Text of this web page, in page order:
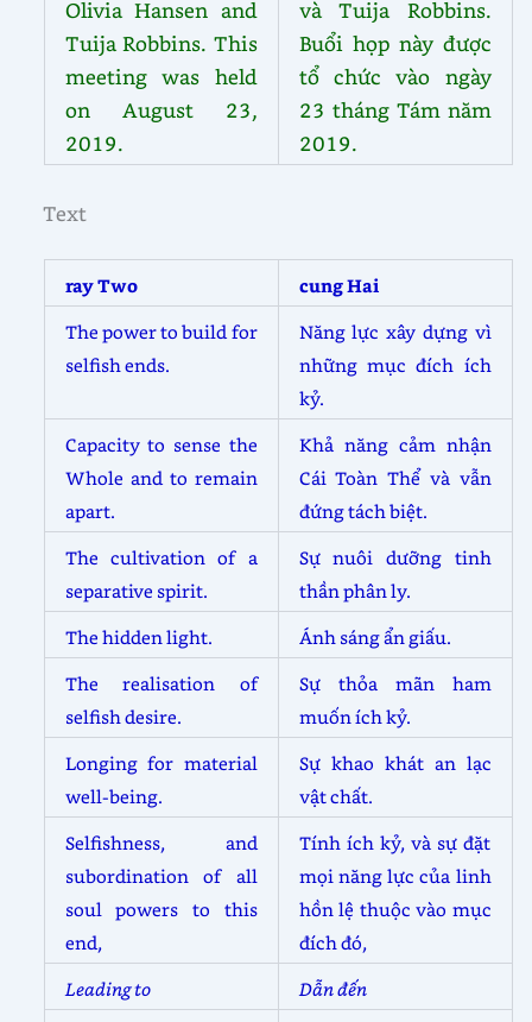
Olivia Hansen and
Tuija Robbins. This
meeting was held
on August 23,
2019.
và Tuija Robbins.
Buổi họp này được
tổ chức vào ngày
23 tháng Tám năm
2019.
Text
ray Two
cung Hai
The power to build for
selfish ends.
Năng lực xây dựng vì
những mục đích ích
kỷ.
Capacity to sense the
Whole and to remain
apart.
Khả năng cảm nhận
Cái Toàn Thể và vẫn
đứng tách biệt.
The cultivation of a
separative spirit.
Sự nuôi dưỡng tinh
thần phân ly.
The hidden light.
Ánh sáng ẩn giấu.
The realisation of
selfish desire.
Sự thỏa mãn ham
muốn ích kỷ.
Longing for material
well-being.
Sự khao khát an lạc
vật chất.
Selfishness, and
subordination of all
soul powers to this
end,
Tính ích kỷ, và sự đặt
mọi năng lực của linh
hồn lệ thuộc vào mục
đích đó,
Leading to
Dẫn đến